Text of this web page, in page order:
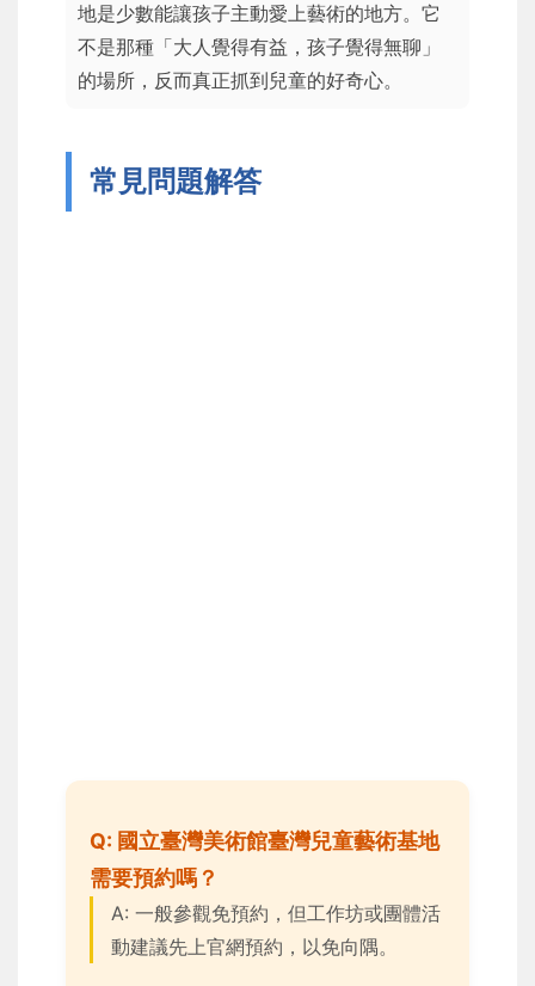
地是少數能讓孩子主動愛上藝術的地方。它
不是那種「大人覺得有益，孩子覺得無聊」
的場所，反而真正抓到兒童的好奇心。
常見問題解答
Q: 國立臺灣美術館臺灣兒童藝術基地
需要預約嗎？
A: 一般參觀免預約，但工作坊或團體活
動建議先上官網預約，以免向隅。